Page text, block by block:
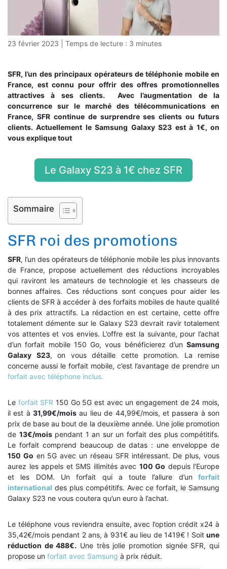
23 février 2023 Temps de lecture : 3 minutes
SFR, l’un des principaux opérateurs de téléphonie mobile en
France, est connu pour offrir des offres promotionnelles
attractives à ses clients. Avec l’augmentation de la
concurrence sur le marché des télécommunications en
France, SFR continue de surprendre ses clients ou futurs
clients. Actuellement le Samsung Galaxy S23 est à 1€, on
vous explique tout
Le Galaxy S23 à 1€ chez SFR
Sommaire
SFR roi des promotions
SFR, l’un des opérateurs de téléphonie mobile les plus innovants
de France, propose actuellement des réductions incroyables
qui raviront les amateurs de technologie et les chasseurs de
bonnes affaires. Ces réductions sont conçues pour aider les
clients de SFR à accéder à des forfaits mobiles de haute qualité
à des prix attractifs. La rédaction en est certaine, cette offre
totalement démente sur le Galaxy S23 devrait ravir totalement
vos attentes et vos envies. L’offre est la suivante, pour l’achat
d’un forfait mobile 150 Go, vous bénéficierez d’un Samsung
Galaxy S23, on vous détaille cette promotion. La remise
concerne aussi le forfait mobile, c’est l’avantage de prendre un
forfait avec téléphone inclus.
Le forfait SFR 150 Go 5G est avec un engagement de 24 mois,
il est à31,99€/mois au lieu de 44,99€/mois, et passera à son
prix de base au bout de la deuxième année. Une jolie promotion
de 13€/moispendant 1 an sur un forfait des plus compétitifs.
Le forfait comprend beaucoup de datas : une enveloppe de
150 Go en 5G avec un réseau SFR intéressant. De plus, vous
aurez les appels et SMS illimités avec 100 Go depuis l’Europe
et les DOM. Un forfait qui a toute l’allure d’unforfait
international des plus compétitifs. Avec ce forfait, le Samsung
Galaxy S23 ne vous coutera qu’un euro à l’achat.
Le téléphone vous reviendra ensuite, avec l’option crédit x24 à
35,42€/mois pendant 2 ans, à 931€ au lieu de 1419€ ! Soit une
réduction de 488€. Une très jolie promotion signée SFR, qui
propose un forfait avec Samsung à prix réduit.